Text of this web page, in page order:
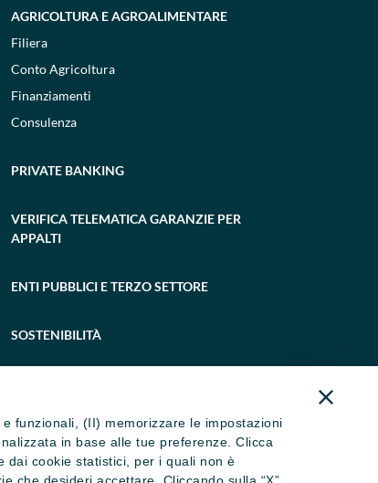
funzionali, (II) memorizzare le impostazioni
in base alle tue preferenze. Clicca
dai cookie statistici, per i quali non è
AGRICOLTURA E AGROALIMENTARE
Filiera
Conto Agricoltura
Finanziamenti
Consulenza
PRIVATE BANKING
VERIFICA TELEMATICA GARANZIE PER
APPALTI
ENTI PUBBLICI E TERZO SETTORE
SOSTENIBILITÀ